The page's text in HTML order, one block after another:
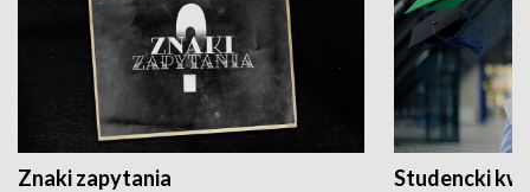
Znaki zapytania Studencki